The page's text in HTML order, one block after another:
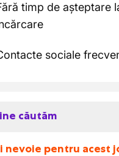
timp de așteptare
sociale
căutăm
nevoie pentru acest